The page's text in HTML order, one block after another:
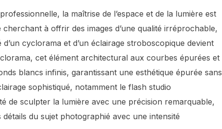
la maîtrise de l’espace et de la lumière est
à offrir des images d’une qualité irréprochable,
d’un cyclorama et d’un éclairage stroboscopique devient
cet élément architectural aux courbes épurées et
blancs infinis, garantissant une esthétique épurée sans
sophistiqué, notamment le flash studio
de sculpter la lumière avec une précision remarquable,
du sujet photographié avec une intensité